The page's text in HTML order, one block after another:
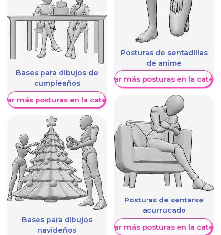
Bases para dibujos de
cumpleaños
más posturas en la categoría
Bases para dibujos
navideños
Posturas de sentadillas
de anime
Mostrar más posturas en la
Posturas de sentarse
acurrucado
Mostrar más posturas en la